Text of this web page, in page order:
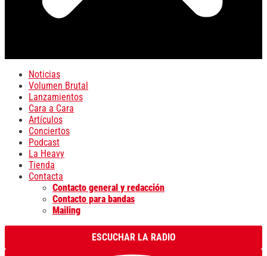
Noticias
Volumen Brutal
Lanzamientos
Cara a Cara
Artículos
Conciertos
Podcast
La Heavy
Tienda
Contacta
Contacto general y redacción
Contacto para bandas
Mailing
ESCUCHAR LA RADIO